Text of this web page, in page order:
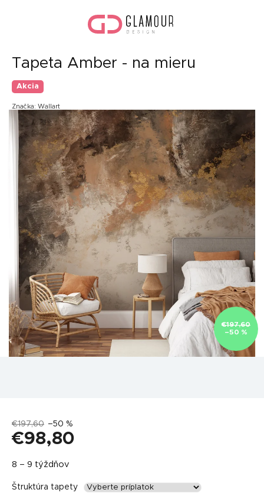
Tapeta Amber - na mieru
Akcia
Značka: Wallart
€197,60
–50 %
€197,60 –50 %
€98,80
cena:
8 – 9 týždňov
Štruktúra tapety